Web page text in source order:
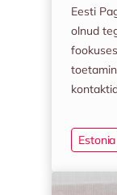
Eesti
olnud
Estonia